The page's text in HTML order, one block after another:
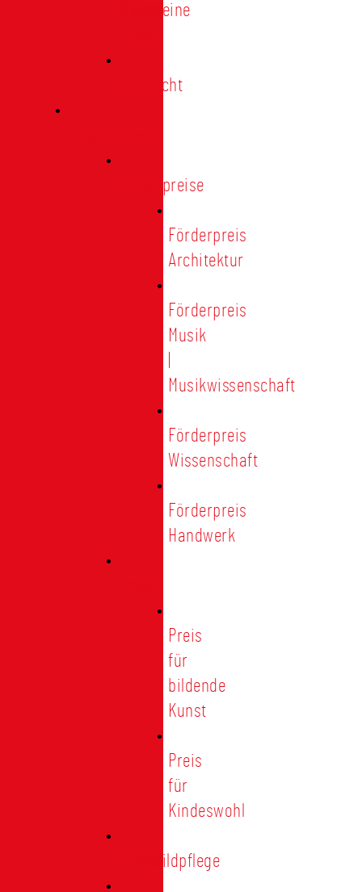
Allgemeine
Übersicht
Förderpreise
Förderpreis
Architektur
Förderpreis
Musik
Musikwissenschaft
Förderpreis
Wissenschaft
Förderpreis
Handwerk
Preis
für
bildende
Kunst
Preis
für
Kindeswohl
Stadtbildpflege